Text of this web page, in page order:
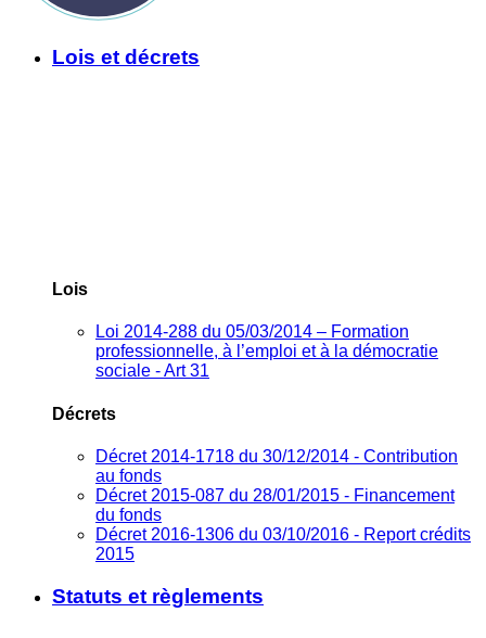
Lois et décrets
Lois
Loi 2014-288 du 05/03/2014 – Formation
professionnelle, à l’emploi et à la démocratie
sociale - Art 31
Décrets
Décret 2014-1718 du 30/12/2014 - Contribution
au fonds
Décret 2015-087 du 28/01/2015 - Financement
du fonds
Décret 2016-1306 du 03/10/2016 - Report crédits
2015
Statuts et règlements